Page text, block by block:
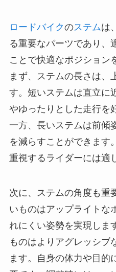
ロードバイクのステムは、
る重要なパーツであり、
ことで快適なポジション
まず、ステムの長さは、
す。短いステムは直立に
やゆったりとした走行を
一方、長いステムは前傾
を減らすことができます
重視するライダーには適
次に、ステムの角度も重
いものはアップライトな
れにくい姿勢を実現しま
ものはよりアグレッシブ
ます。自身の体力や目的